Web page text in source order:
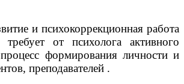
и психокоррекционная работа
от психолога активного
формирования личности и
преподавателей .